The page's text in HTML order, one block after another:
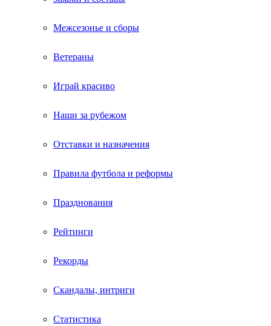
Межсезонье и сборы
Ветераны
Играй красиво
Наши за рубежом
Отставки и назначения
Правила футбола и реформы
Празднования
Рейтинги
Рекорды
Скандалы, интриги
Статистика